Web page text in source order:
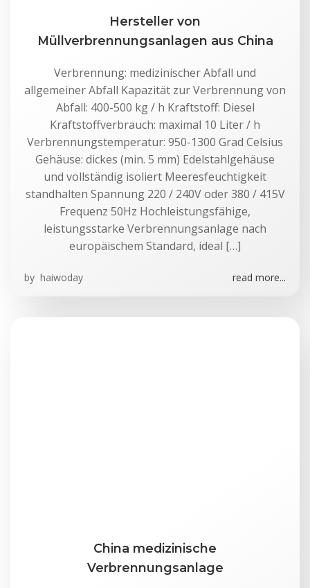
Hersteller von
Müllverbrennungsanlagen aus China
Verbrennung: medizinischer Abfall und
allgemeiner Abfall Kapazität zur Verbrennung von
Abfall: 400-500 kg / h Kraftstoff: Diesel
Kraftstoffverbrauch: maximal 10 Liter / h
Verbrennungstemperatur: 950-1300 Grad Celsius
Gehäuse: dickes (min. 5 mm) Edelstahlgehäuse
und vollständig isoliert Meeresfeuchtigkeit
standhalten Spannung 220 / 240V oder 380 / 415V
Frequenz 50Hz Hochleistungsfähige,
leistungsstarke Verbrennungsanlage nach
europäischem Standard, ideal […]
by haiwoday read more...
China medizinische
Verbrennungsanlage